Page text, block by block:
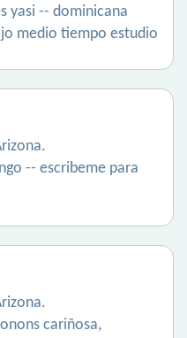
yasi -- dominicana
medio tiempo estudio
-- escribeme para
cariñosa,